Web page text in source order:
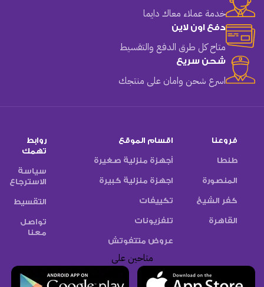
خدمة عملاء معاك دايما
دفع اون لاين
متاح كل طرق الدفع والتقسيط
شحن سريع
اسرع شحن وامان على منتجك
فروعنا
طنطا
المنصورة
كفر الشيخ
القاهرة
اقسام الموقع
أجهزة منزلية صغيرة
اجهزة منزلية كبيرة
تكييفات
تلفزيونات
عروض متتفوتش
روابط
تهمك
سياسة
الاسترجاع
التقسيط
تواصل
معنا
متاحين على